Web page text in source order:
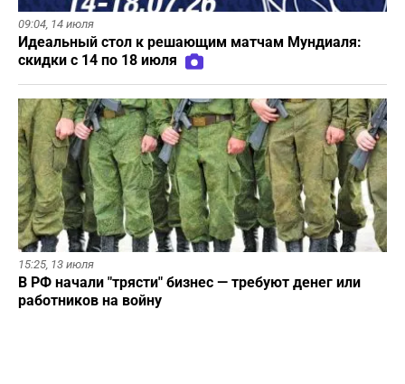
09:04, 14 июля
Идеальный стол к решающим матчам Мундиаля:
скидки с 14 по 18 июля
15:25, 13 июля
В РФ начали "трясти" бизнес — требуют денег или
работников на войну